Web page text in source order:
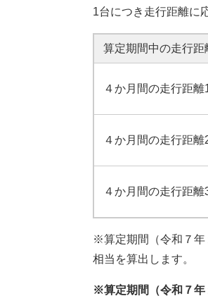
1台につき走行距離に
算定期間中の走行距
４か月間の走行距
４か月間の走行距
４か月間の走行距離
※算定期間（令和７年
相当を算出します。
※算定期間（令和７年